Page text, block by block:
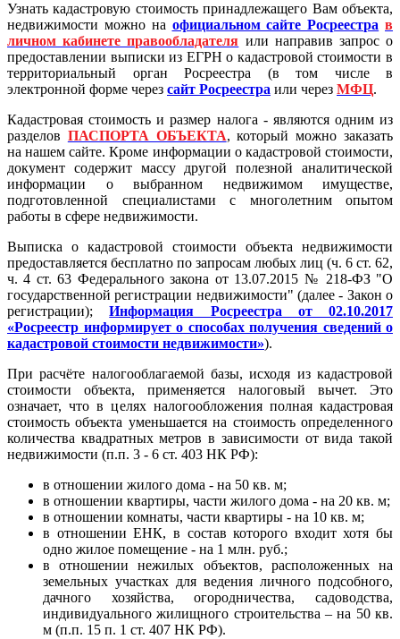
Узнать кадастровую стоимость принадлежащего Вам объекта,
недвижимости можно на официальном сайте Росреестра в
личном кабинете правообладателя или направив запрос о
предоставлении выписки из ЕГРН о кадастровой стоимости в
территориальный орган Росреестра (в том числе в
электронной форме через сайт Росреестра или через МФЦ.
Кадастровая стоимость и размер налога - являются одним из
разделов ПАСПОРТА ОБЪЕКТА, который можно заказать
на нашем сайте. Кроме информации о кадастровой стоимости,
документ содержит массу другой полезной аналитической
информации о выбранном недвижимом имуществе,
подготовленной специалистами с многолетним опытом
работы в сфере недвижимости.
Выписка о кадастровой стоимости объекта недвижимости
предоставляется бесплатно по запросам любых лиц (ч. 6 ст. 62,
ч. 4 ст. 63 Федерального закона от 13.07.2015 № 218-ФЗ "О
государственной регистрации недвижимости" (далее - Закон о
регистрации);Информация Росреестра от 02.10.2017
«Росреестр информирует о способах получения сведений о
кадастровой стоимости недвижимости»).
При расчёте налогооблагаемой базы, исходя из кадастровой
стоимости объекта, применяется налоговый вычет. Это
означает, что в целях налогообложения полная кадастровая
стоимость объекта уменьшается на стоимость определенного
количества квадратных метров в зависимости от вида такой
недвижимости (п.п. 3 - 6 ст. 403 НК РФ):
в отношении жилого дома - на 50 кв. м;
в отношении квартиры, части жилого дома - на 20 кв. м;
в отношении комнаты, части квартиры - на 10 кв. м;
в отношении ЕНК, в состав которого входит хотя бы
одно жилое помещение - на 1 млн. руб.;
в отношении нежилых объектов, расположенных на
земельных участках для ведения личного подсобного,
дачного хозяйства, огородничества, садоводства,
индивидуального жилищного строительства – на 50 кв.
м (п.п. 15 п. 1 ст. 407 НК РФ).